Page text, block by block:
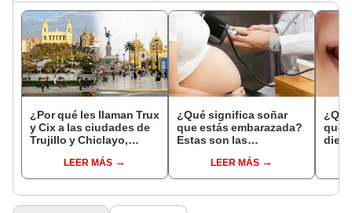
¿Por qué les llaman Trux
y Cix a las ciudades de
Trujillo y Chiclayo,
LEER MÁS
¿Qué significa soñar
que estás embarazada?
Estas son las
comunesLEER MÁS
que